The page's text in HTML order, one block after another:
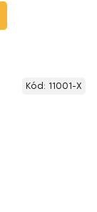
Kód: 11001-X